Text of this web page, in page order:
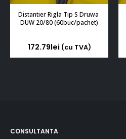
Distantier Rigla Tip S Druwa
DUW 20/80 (60buc/pachet)
172.79lei (cu TVA)
CONSULTANTA